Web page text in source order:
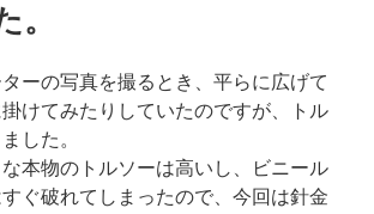
。
ーの写真を撮るとき、平らに広げて
けてみたりしていたのですが、トル
した。
本物のトルソーは高いし、ビニール
ぐ破れてしまったので、今回は針金